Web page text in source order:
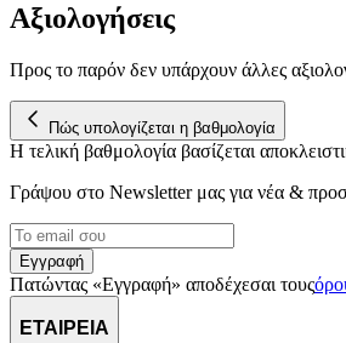
Αξιολογήσεις
Προς το παρόν δεν υπάρχουν άλλες
Πώς υπολογίζεται η βαθμολογία
Η τελική βαθμολογία βασίζεται
Γράψου στο Νewsletter μας για νέα &
Εγγραφή
Πατώντας «Εγγραφή» αποδέχεσαι τους
ΕΤΑΙΡΕΙΑ